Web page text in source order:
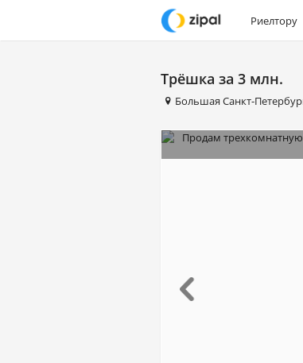
Риелтору
Трёшка за 3 млн.
Большая Санкт-